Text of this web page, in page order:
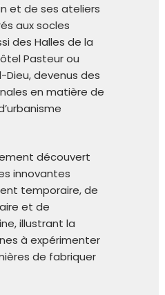
et de ses ateliers
aux socles
des Halles de la
Pasteur ou
Dieu, devenus des
en matière de
découvert
innovantes
temporaire, de
et de
illustrant la
à expérimenter
de fabriquer